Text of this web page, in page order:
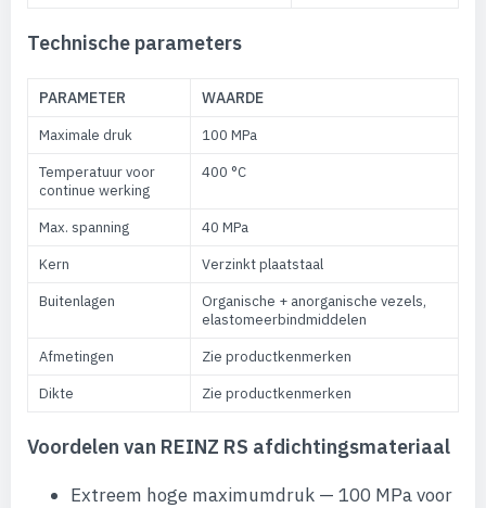
Technische parameters
PARAMETER WAARDE
Maximale druk
100 MPa
Temperatuur voor
continue werking
400 °C
Max. spanning
40 MPa
Kern
Verzinkt plaatstaal
Buitenlagen
Organische + anorganische vezels,
elastomeerbindmiddelen
Afmetingen
Zie productkenmerken
Dikte
Zie productkenmerken
Voordelen van REINZ RS afdichtingsmateriaal
Extreem hoge maximumdruk — 100 MPa voor